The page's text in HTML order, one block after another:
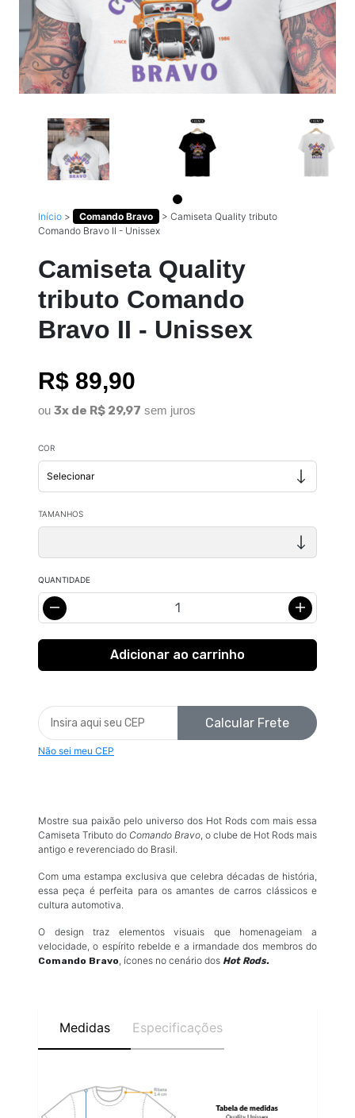
Início > Comando Bravo > Camiseta Quality tributo
Comando Bravo II - Unissex
Camiseta Quality
tributo Comando
Bravo II - Unissex
R$ 89,90
ou 3x de R$ 29,97 sem juros
COR
TAMANHOS
QUANTIDADE
Calcular Frete
Não sei meu CEP
Mostre sua paixão pelo universo dos Hot Rods com mais essa
Camiseta Tributo do Comando Bravo, o clube de Hot Rods mais
antigo e reverenciado do Brasil.
Com uma estampa exclusiva que celebra décadas de história,
essa peça é perfeita para os amantes de carros clássicos e
cultura automotiva.
O design traz elementos visuais que homenageiam a
velocidade, o espírito rebelde e a irmandade dos membros do
Comando Bravo, ícones no cenário dos Hot Rods.
Medidas Especificações